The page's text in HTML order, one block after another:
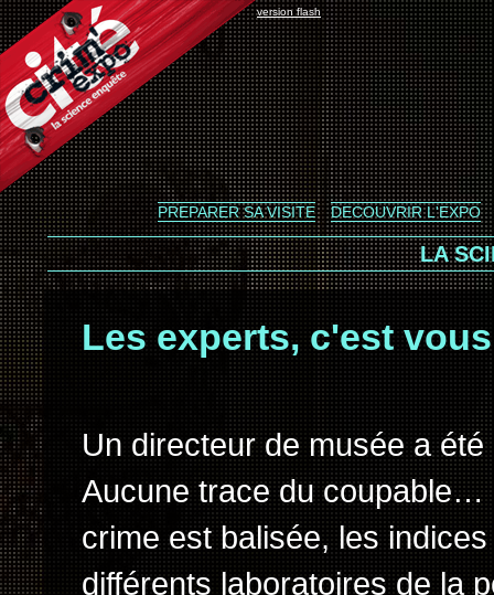
version flash
PREPARER SA VISITE DECOUVRIR L'EXPO
LA
Les experts, c'est
Un directeur de musée a
Aucune trace du coupable…
crime est balisée, les
différents laboratoires de la